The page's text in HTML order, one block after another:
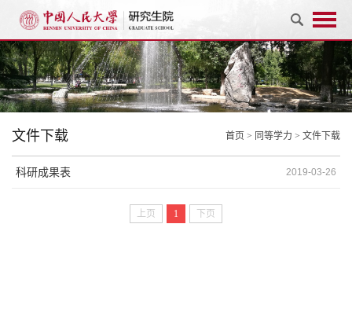
首页 > 同等学力 > 文件下载
文件下载
2019-03-26
科研成果表
上页 1 下页